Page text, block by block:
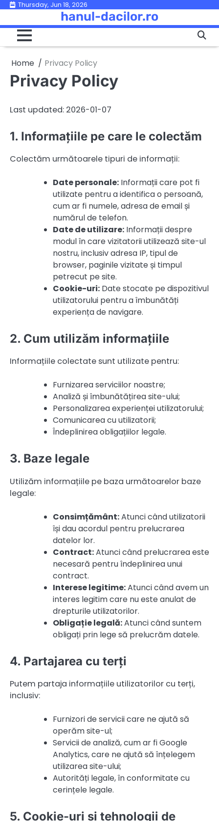
Skip
content
Thursday, Jun 18, 2026
hanul-dacilor.ro
Home Privacy Policy
Privacy Policy
Last updated: 2026-01-07
1. Informațiile pe care le colectăm
Colectăm următoarele tipuri de informații:
Date personale: Informații care pot fi
utilizate pentru a identifica o persoană,
cum ar fi numele, adresa de email și
numărul de telefon.
Date de utilizare: Informații despre
modul în care vizitatorii utilizează site-ul
nostru, inclusiv adresa IP, tipul de
browser, paginile vizitate și timpul
petrecut pe site.
Cookie-uri: Date stocate pe dispozitivul
utilizatorului pentru a îmbunătăți
experiența de navigare.
2. Cum utilizăm informațiile
Informațiile colectate sunt utilizate pentru:
Furnizarea serviciilor noastre;
Analiză și îmbunătățirea site-ului;
Personalizarea experienței utilizatorului;
Comunicarea cu utilizatorii;
Îndeplinirea obligațiilor legale.
3. Baze legale
Utilizăm informațiile pe baza următoarelor baze
legale:
Consimțământ:Atunci când utilizatorii
își dau acordul pentru prelucrarea
datelor lor.
Contract:Atunci când prelucrarea este
necesară pentru îndeplinirea unui
contract.
Interese legitime:Atunci când avem un
interes legitim care nu este anulat de
drepturile utilizatorilor.
Obligație legală:Atunci când suntem
obligați prin lege să prelucrăm datele.
4. Partajarea cu terți
Putem partaja informațiile utilizatorilor cu terți,
inclusiv:
Furnizori de servicii care ne ajută să
operăm site-ul;
Servicii de analiză, cum ar fi Google
Analytics, care ne ajută să înțelegem
utilizarea site-ului;
Autorități legale, în conformitate cu
cerințele legale.
5. Cookie-uri și tehnologii de